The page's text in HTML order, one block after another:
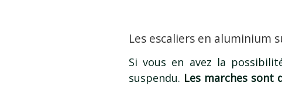
Les escaliers en aluminium
Si vous en avez la
suspendu. Les marches sont